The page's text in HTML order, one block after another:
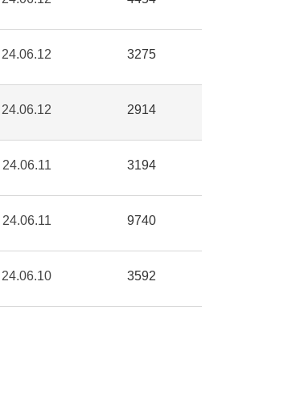
24.06.12 3275
24.06.12 2914
24.06.11 3194
24.06.11 9740
24.06.10 3592